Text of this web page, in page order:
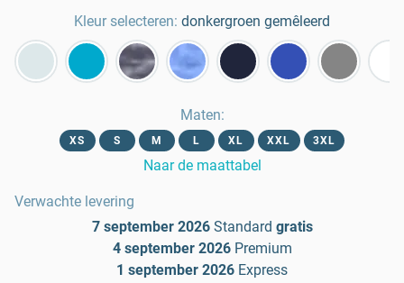
Kleur selecteren: donkergroen gemêleerd
Maten:
XS S M L XL XXL 3XL
Naar de maattabel
Verwachte levering
7 september 2026 Standard gratis
4 september 2026 Premium
1 september 2026 Express